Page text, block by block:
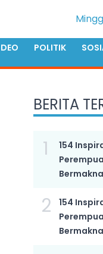
POLITIK
BERITA
1
154
2
154